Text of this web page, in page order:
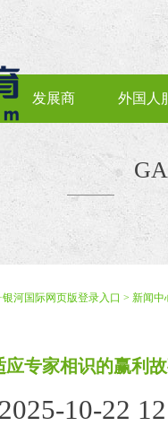
发展商 外国人
银河国际网页版登录入口 > 新闻中
专家相识的赢利
2025-10-22